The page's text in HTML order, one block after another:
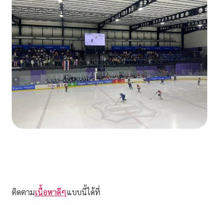
ติดตามเนื้อหาดีๆแบบนี้ได้ที่